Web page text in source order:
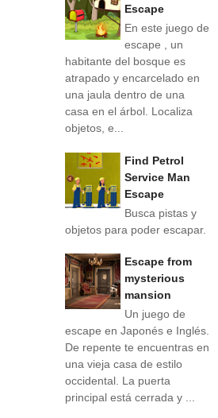
Escape
En este juego de
escape , un
habitante del bosque es
atrapado y encarcelado en
una jaula dentro de una
casa en el árbol. Localiza
objetos, e...
Find Petrol
Service Man
Escape
Busca pistas y
objetos para poder escapar.
Escape from
mysterious
mansion
Un juego de
escape en Japonés e Inglés.
De repente te encuentras en
una vieja casa de estilo
occidental. La puerta
principal está cerrada y ...